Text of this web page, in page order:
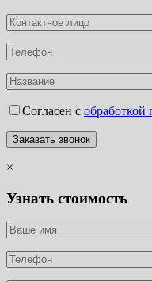
Согласен с обработкой
×
Узнать стоимость